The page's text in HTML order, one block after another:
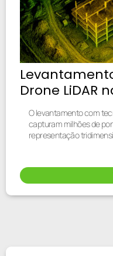
Drone LiDAR
O levantamento com
capturam milhões de
representação